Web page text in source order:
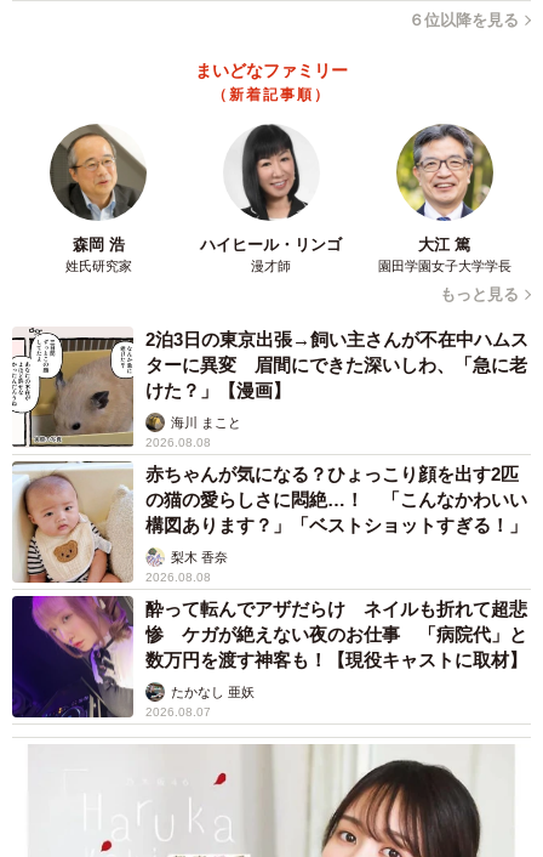
始した先進的な取り組みが、時代の変化により幅広く認知
選挙で使われる投票用紙には、ポリプロピレンなどを主原
料とする合成紙「ユポ紙」が使われています。プラスチッ
ク素材を含むため、焼却処分だけでなく、リサイクルして
資源として活用することも可能です。
進等に関する法律」が施行されたほか「国会議員の選挙等
の執行経費の基準に関する法律」の一部改正により、投票
用紙の処分経費の計上が可能になりました。このような制
度改正が、投票用紙リサイクル導入検討の流れを加速させ
ていることもあり、全国の自治体からの問い合わせが急増
し、2022（令和4）年から2023（令和5）年までに、見積も
りを含む相談は130の自治体から寄せられました。
――リサイクル事業は、他のNPO法人でも実施しているの
でしょうか
現時点において、投票用紙のリサイクルについて、選挙実
務・法制度・機密性確保を踏まえた形で体系的に実施して
いる団体は、当会以外には存在していません。
一般的なプラスチックリサイクル事業者は多数存在してい
６位以降を見る
まいどなファミリー
（新着記事順）
森岡 浩
姓氏研究家
ハイヒール・リンゴ
漫才師
大江 篤
園田学園女子大学学長
もっと見る
2泊3日の東京出張→飼い主さんが不在中ハムス
ターに異変 眉間にできた深いしわ、「急に老
けた？」【漫画】
海川 まこと
2026.08.08
赤ちゃんが気になる？ひょっこり顔を出す2匹
の猫の愛らしさに悶絶…！ 「こんなかわいい
構図あります？」「ベストショットすぎる！」
梨木 香奈
2026.08.08
酔って転んでアザだらけ ネイルも折れて超悲
惨 ケガが絶えない夜のお仕事 「病院代」と
数万円を渡す神客も！【現役キャストに取材】
たかなし 亜妖
2026.08.07